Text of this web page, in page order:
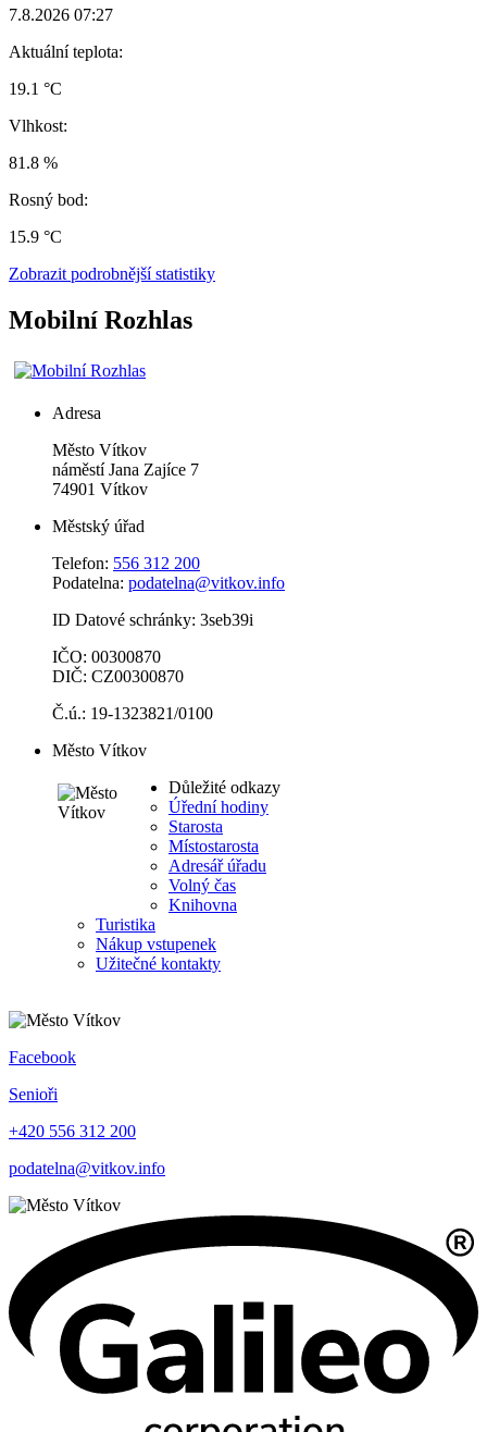
7.8.2026 07:27
Aktuální teplota:
19.1 °C
Vlhkost:
81.8 %
Rosný bod:
15.9 °C
Zobrazit podrobnější statistiky
Mobilní Rozhlas
Adresa
Město Vítkov
náměstí Jana Zajíce 7
74901 Vítkov
Městský úřad
Telefon: 556 312 200
Podatelna: podatelna@vitkov.info
ID Datové schránky: 3seb39i
IČO: 00300870
DIČ: CZ00300870
Č.ú.: 19-1323821/0100
Město Vítkov
Důležité odkazy
Úřední hodiny
Starosta
Místostarosta
Adresář úřadu
Volný čas
Knihovna
Turistika
Nákup vstupenek
Užitečné kontakty
Facebook
Senioři
+420 556 312 200
podatelna@vitkov.info